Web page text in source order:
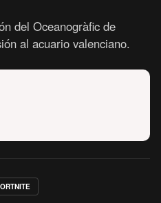
del Oceanogràfic de
al acuario valenciano.